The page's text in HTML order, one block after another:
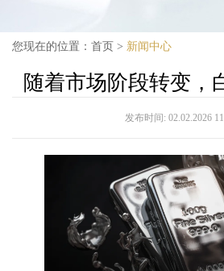
您现在的位置： 首页 > 新闻中心
随着市场阶段转变，
发布时间: 02.02.2026